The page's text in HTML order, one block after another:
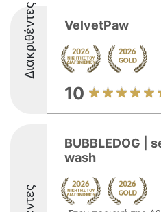
Διακριθέντες VelvetPaw
10
BUBBLEDOG |
wash